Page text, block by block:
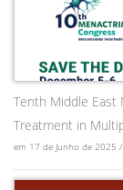
Tenth Middle East
Treatment in
em 17 de Junho de 2025 /